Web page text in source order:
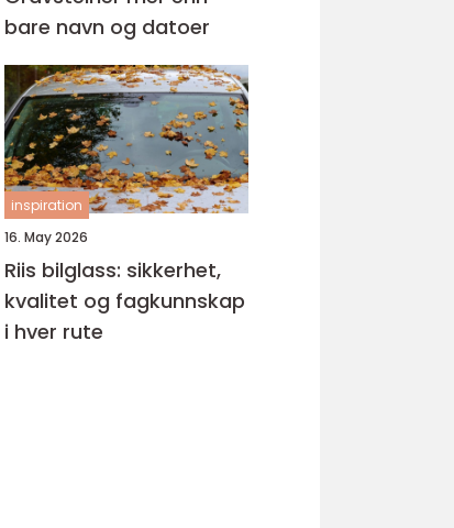
bare navn og datoer
inspiration
16. May 2026
Riis bilglass: sikkerhet,
kvalitet og fagkunnskap
i hver rute